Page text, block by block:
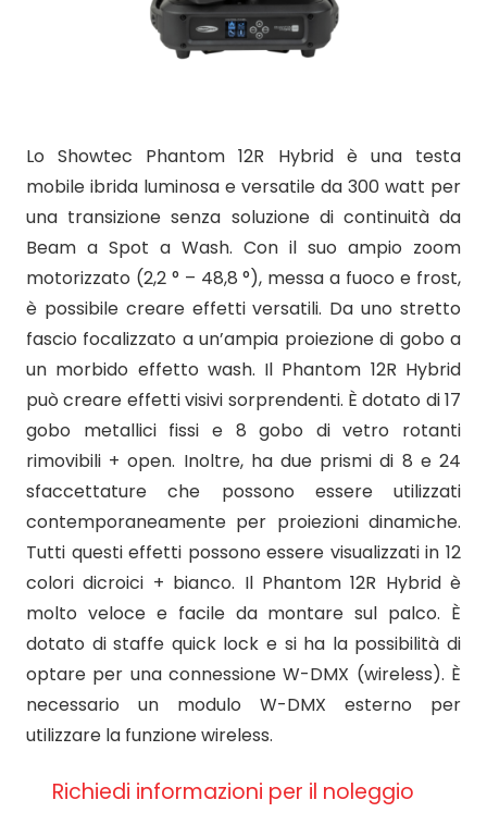
Lo Showtec Phantom 12R Hybrid è una testa
mobile ibrida luminosa e versatile da 300 watt per
una transizione senza soluzione di continuità da
Beam a Spot a Wash. Con il suo ampio zoom
motorizzato (2,2 ° – 48,8 °), messa a fuoco e frost,
è possibile creare effetti versatili. Da uno stretto
fascio focalizzato a un’ampia proiezione di gobo a
un morbido effetto wash. Il Phantom 12R Hybrid
può creare effetti visivi sorprendenti. È dotato di 17
gobo metallici fissi e 8 gobo di vetro rotanti
rimovibili + open. Inoltre, ha due prismi di 8 e 24
sfaccettature che possono essere utilizzati
contemporaneamente per proiezioni dinamiche.
Tutti questi effetti possono essere visualizzati in 12
colori dicroici + bianco. Il Phantom 12R Hybrid è
molto veloce e facile da montare sul palco. È
dotato di staffe quick lock e si ha la possibilità di
optare per una connessione W-DMX (wireless). È
necessario un modulo W-DMX esterno per
utilizzare la funzione wireless.
Richiedi informazioni per il noleggio